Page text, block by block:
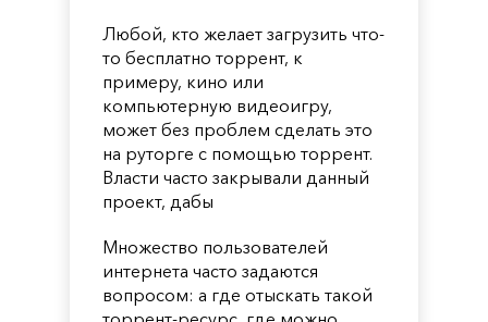
Любой, кто желает загрузить что-
то бесплатно торрент, к
примеру, кино или
компьютерную видеоигру,
может без проблем сделать это
на руторге с помощью торрент.
Власти часто закрывали данный
проект, дабы
Множество пользователей
интернета часто задаются
вопросом: а где отыскать такой